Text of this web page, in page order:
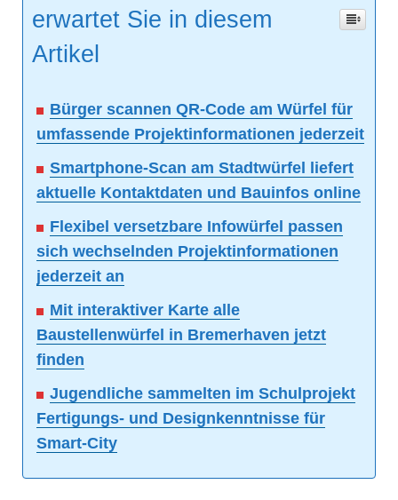
erwartet Sie in diesem
Artikel
Bürger scannen QR-Code am Würfel für
umfassende Projektinformationen jederzeit
Smartphone-Scan am Stadtwürfel liefert
aktuelle Kontaktdaten und Bauinfos online
Flexibel versetzbare Infowürfel passen
sich wechselnden Projektinformationen
jederzeit an
Mit interaktiver Karte alle
Baustellenwürfel in Bremerhaven jetzt
finden
Jugendliche sammelten im Schulprojekt
Fertigungs- und Designkenntnisse für
Smart-City